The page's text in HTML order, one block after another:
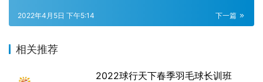
下一篇
2022年4月5日 下午5:14
相关推荐
2022球行天下春季羽毛球长训班